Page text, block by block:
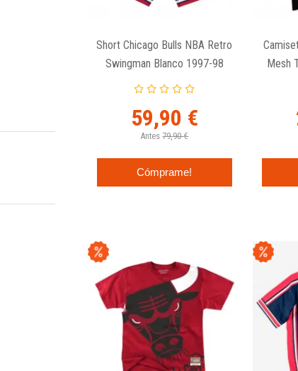
Short Chicago Bulls NBA Retro
Swingman Blanco 1997-98
59,90 €
Antes 79,90 €
Cómprame!
Mesh